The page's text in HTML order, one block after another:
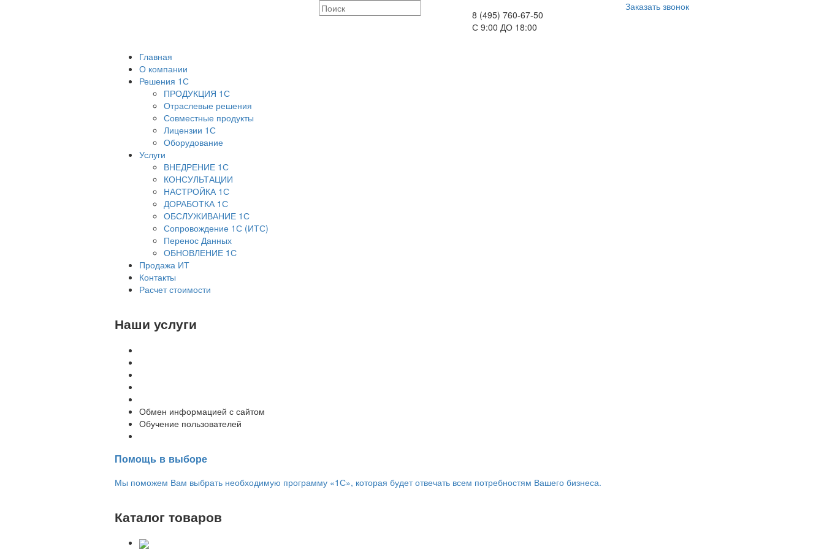
8 (495) 760-67-50
С 9:00 ДО 18:00
Заказать звонок
Главная
О компании
Решения 1С
ПРОДУКЦИЯ 1С
Отраслевые решения
Совместные продукты
Лицензии 1С
Оборудование
Услуги
ВНЕДРЕНИЕ 1С
КОНСУЛЬТАЦИИ
НАСТРОЙКА 1С
ДОРАБОТКА 1С
ОБСЛУЖИВАНИЕ 1С
Сопровождение 1С (ИТС)
Перенос Данных
ОБНОВЛЕНИЕ 1С
Продажа ИТ
Контакты
Расчет стоимости
Наши услуги
Обмен информацией с сайтом
Обучение пользователей
Помощь в выборе
Мы поможем Вам выбрать необходимую программу «1С», которая будет отвечать всем потребностям Вашего бизнеса.
Каталог товаров